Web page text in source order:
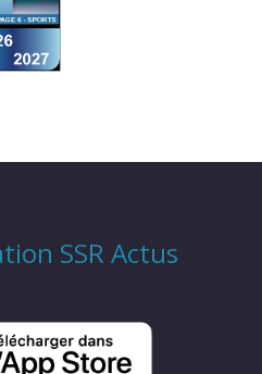
SSR Actus